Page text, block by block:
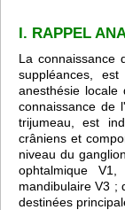
I. RAPPEL
La connaissance
suppléances,
anesthésie locale
connaissance de
trijumeau, est
crâniens et
niveau du
ophtalmique
mandibulaire V3 ;
destinées